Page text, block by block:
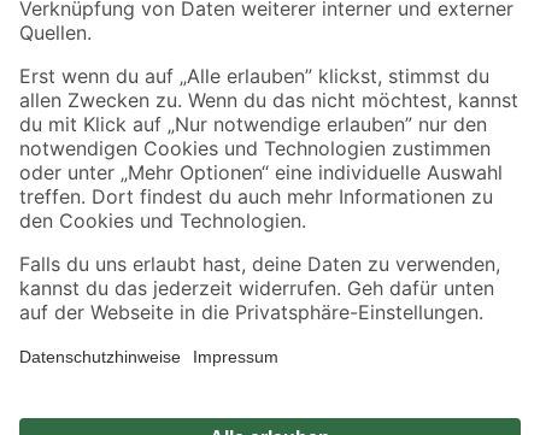
Sicher einkaufen
Jetzt die toom-App herunterladen
Alle Preisangaben in EUR inkl. gesetzl. MwSt.. Die dargestellten Angebote sind unter
Umständen nicht in allen Märkten verfügbar. Die angegebenen Verfügbarkeiten beziehen
Produkte nur solange der Vorrat reicht.
*Paketversand ab 59 € versandkostenfrei, gilt nicht für Artikel mit Speditionsversand, hier